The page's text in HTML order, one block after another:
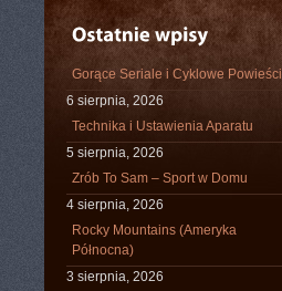
Gorące Seriale i Cyklowe Powieści
6 sierpnia, 2026
Technika i Ustawienia Aparatu
5 sierpnia, 2026
Zrób To Sam – Sport w Domu
4 sierpnia, 2026
Rocky Mountains (Ameryka
Północna)
3 sierpnia, 2026